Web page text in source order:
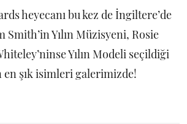
heyecanı bu kez de İngiltere’de
Smith’in Yılın Müzisyeni, Rosie
Yılın Modeli seçildiği
en şık isimleri galerimizde!